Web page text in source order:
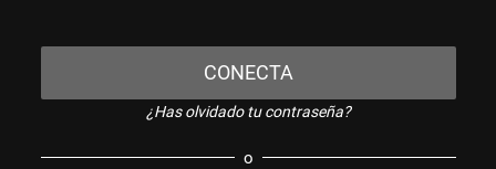
CONECTA
¿Has olvidado tu contraseña?
o